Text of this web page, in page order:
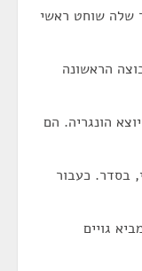
שלה שוחט ראשי
הראשונה
הונגריה. הם
בסדר. כעבור
גויים